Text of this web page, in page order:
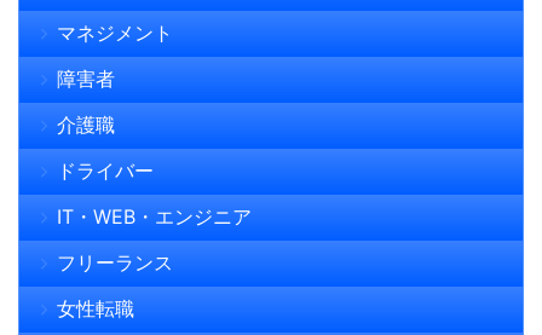
マネジメント
障害者
介護職
ドライバー
IT・WEB・エンジニア
フリーランス
女性転職